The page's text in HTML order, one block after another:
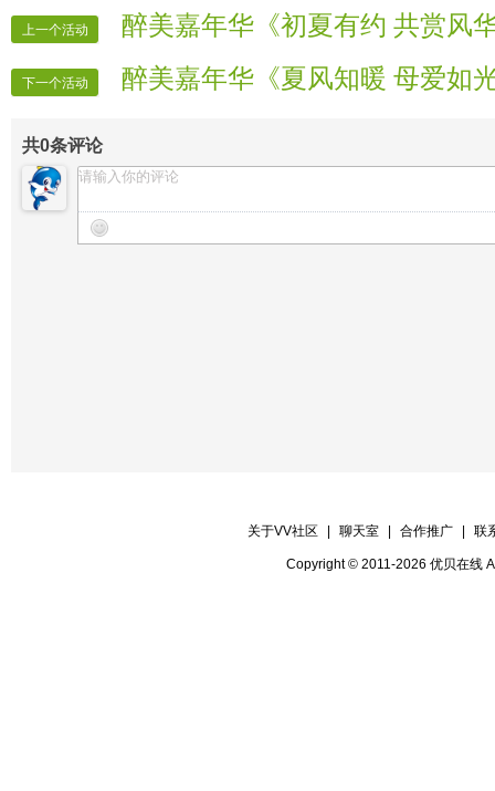
【晚会护麦】随风
【晚会递麦】自由
【晚会迎宾】房间全体管理
【晚会报道】官方记者部
上一个活动 醉美嘉年华《初夏有约 共赏风
下一个活动 醉美嘉年华《夏风知暖 母爱如
共0条评论
关于VV社区 聊天室 合作推广 联
Copyright © 2011-2026 优贝在线